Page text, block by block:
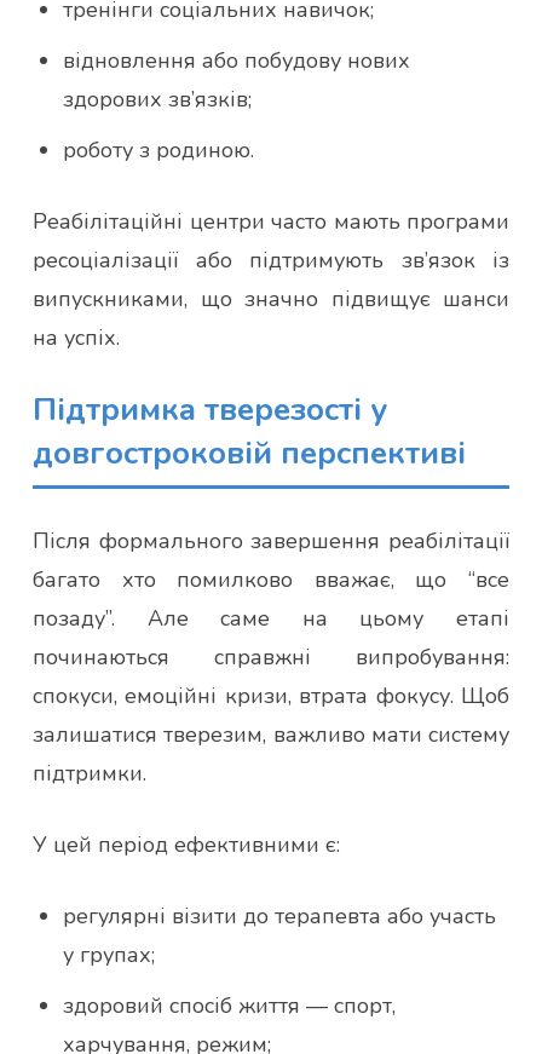
тренінги соціальних навичок;
відновлення або побудову нових
здорових зв’язків;
роботу з родиною.
Реабілітаційні центри часто мають програми
ресоціалізації або підтримують зв’язок із
випускниками, що значно підвищує шанси
на успіх.
Підтримка тверезості у
довгостроковій перспективі
Після формального завершення реабілітації
багато хто помилково вважає, що “все
позаду”. Але саме на цьому етапі
починаються справжні випробування:
спокуси, емоційні кризи, втрата фокусу. Щоб
залишатися тверезим, важливо мати систему
підтримки.
У цей період ефективними є:
регулярні візити до терапевта або участь
у групах;
здоровий спосіб життя — спорт,
харчування, режим;